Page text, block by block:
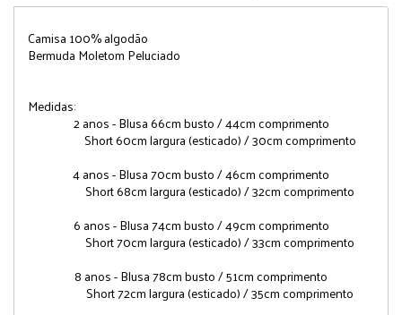
Camisa 100% algodão
Bermuda Moletom Peluciado
Medidas:
2 anos - Blusa 66cm busto / 44cm comprimento
Short 60cm largura (esticado) / 30cm comprimento
4 anos - Blusa 70cm busto / 46cm comprimento
Short 68cm largura (esticado) / 32cm comprimento
6 anos - Blusa 74cm busto / 49cm comprimento
Short 70cm largura (esticado) / 33cm comprimento
8 anos - Blusa 78cm busto / 51cm comprimento
Short 72cm largura (esticado) / 35cm comprimento